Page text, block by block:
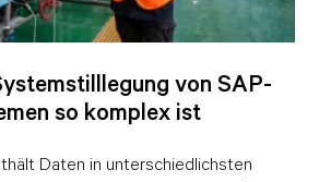
von SAP-
so komplex ist
Daten in unterschiedlichsten